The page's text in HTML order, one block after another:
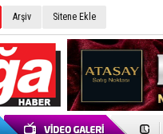
Arşiv Sitene Ekle